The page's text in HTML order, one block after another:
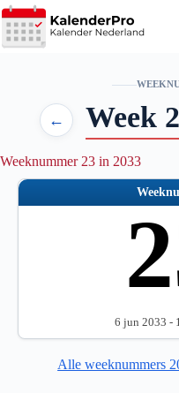
Ga
naar
de
← Week
Weeknummer 23 in 2033
6 jun 2033 -
Alle weeknummers